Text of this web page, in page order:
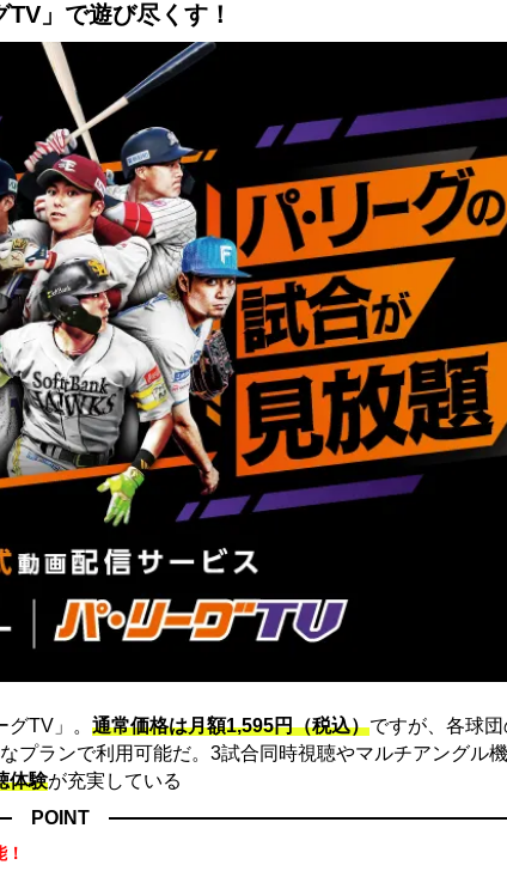
」で遊び尽くす！
TV」。 通常価格は月額1,595円（税込）ですが、各球
プランで利用可能だ。3試合同時視聴やマルチアングル
体験が充実している
POINT